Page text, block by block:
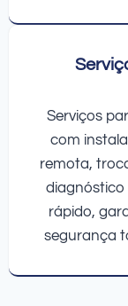
Serviços
com
remota,
diagnóstico
rápido,
segurança